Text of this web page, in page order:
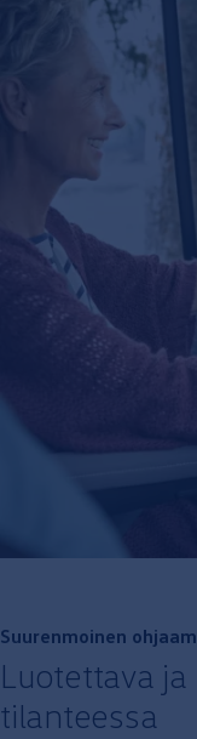
Suurenmoinen
Luotettava ja
tilanteessa